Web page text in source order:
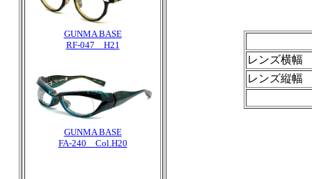
GUNMA BASE
RF-047 H21
GUNMA BASE
FA-240 Col.H20
レンズ横幅
レンズ縦幅